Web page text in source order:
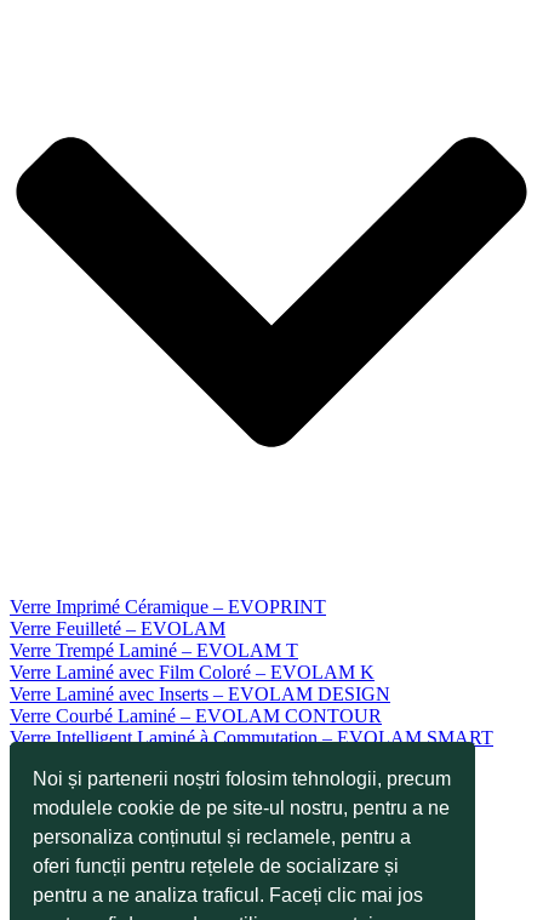
Noi și partenerii noștri folosim tehnologii, precum
modulele cookie de pe site-ul nostru, pentru a ne
personaliza conținutul și reclamele, pentru a
oferi funcții pentru rețelele de socializare și
pentru a ne analiza traficul. Faceți clic mai jos
Verre Imprimé Céramique – EVOPRINT
Verre Feuilleté – EVOLAM
Verre Trempé Laminé – EVOLAM T
Verre Laminé avec Film Coloré – EVOLAM K
Verre Laminé avec Inserts – EVOLAM DESIGN
Verre Courbé Laminé – EVOLAM CONTOUR
Verre Intelligent Laminé à Commutation – EVOLAM SMART
Verre Renforcé – EVODUR TVG
Verre Émaillé Céramique – EVOKERAM R
Verre Sérigraphié Céramique – EVOKERAM S
Verre Résistant aux Rayures – EVOTOP
Verre Facile à Nettoyer – EVOCLEAN
Verre pour le Design Industriel – EVOTECH
Verre pour les Applications Tactiles – EVOTOUCH